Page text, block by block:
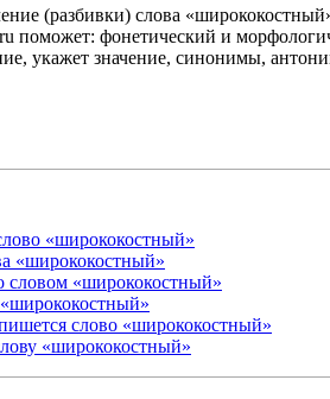
(разбивки) слова
поможет: фонетический и
укажет значение, синонимы,
«ширококостный»
«ширококостный»
словом «ширококостный»
слово «ширококостный»
«ширококостный»